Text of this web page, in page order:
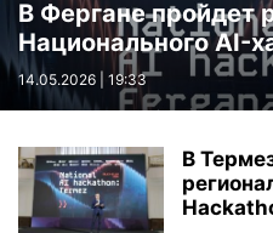
В Фергане пройдет
Национального AI-
14.05.2026 | 19:33
В